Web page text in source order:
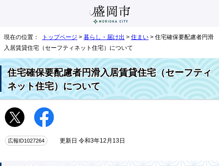
現在の位置： トップページ > 暮らし・届け出 > 住まい > 住宅確保要配慮者円滑
入居賃貸住宅（セーフティネット住宅）について
住宅確保要配慮者円滑入居賃貸住宅（セーフティ
ネット住宅）について
広報ID1027264 更新日 令和3年12月13日